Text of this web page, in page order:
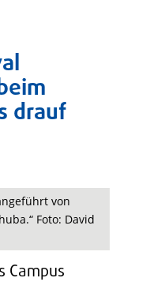
drauf
von
Foto: David
Campus